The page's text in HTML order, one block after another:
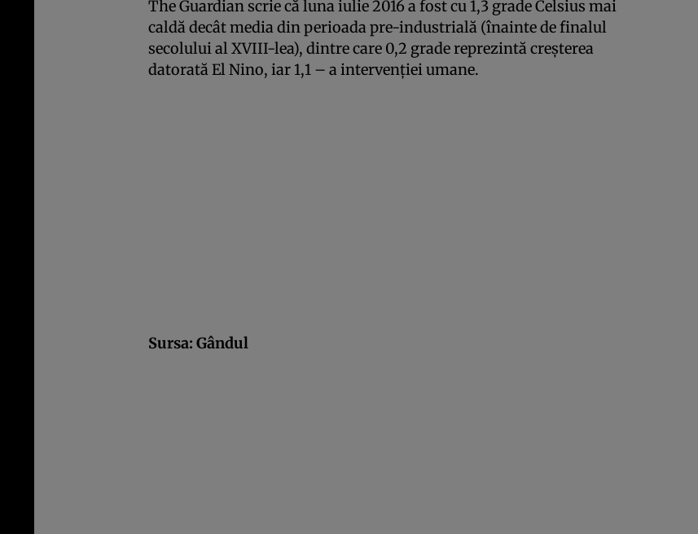
The Guardian scrie că luna iulie 2016 a fost cu 1,3 grade Celsius mai
caldă decât media din perioada pre-industrială (înainte de finalul
secolului al XVIII-lea), dintre care 0,2 grade reprezintă creşterea
datorată El Nino, iar 1,1 – a intervenţiei umane.
Sursa: Gândul